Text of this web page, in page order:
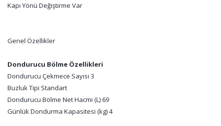
Kapı Yönü Değiştirme Var
Genel Özellikler
Dondurucu Bölme Özellikleri
Dondurucu Çekmece Sayısı 3
Buzluk Tipi Standart
Dondurucu Bölme Net Hacmi (L) 69
Günlük Dondurma Kapasitesi (kg) 4